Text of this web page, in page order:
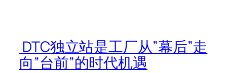
DTC独立站是工厂从”幕后”走
向”台前”的时代机遇